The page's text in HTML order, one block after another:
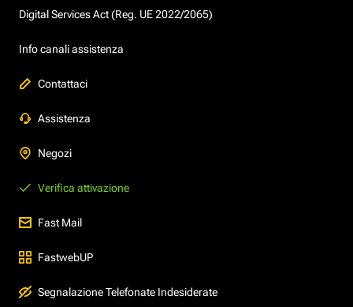
Digital Services Act (Reg. UE 2022/2065)
Info canali assistenza
Contattaci
Assistenza
Negozi
Verifica attivazione
Fast Mail
FastwebUP
Segnalazione Telefonate Indesiderate